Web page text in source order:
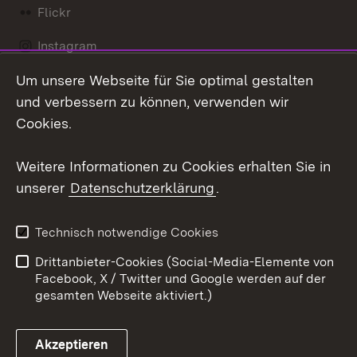
Flickr
Instagram
Social Wall
Link zum Landesportal
Barrierefreiheit
Benutzungshinweise
Impressum
Cookies
Um unsere Webseite für Sie optimal gestalten
und verbessern zu können, verwenden wir
Cookies.
Weitere Informationen zu Cookies erhalten Sie in
unserer Datenschutzerklärung.
Technisch notwendige Cookies
Drittanbieter-Cookies (Social-Media-Elemente von
Facebook, X / Twitter und Google werden auf der
gesamten Webseite aktiviert.)
Akzeptieren